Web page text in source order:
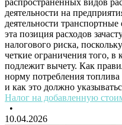
распространенных видов
деятельности на
деятельности
эта позиция расходов
налогового риска,
четкие ограничения того, в
подлежит вычету. Как
норму потребления
и как это должно
Налог на добавленную
•
10.04.2026